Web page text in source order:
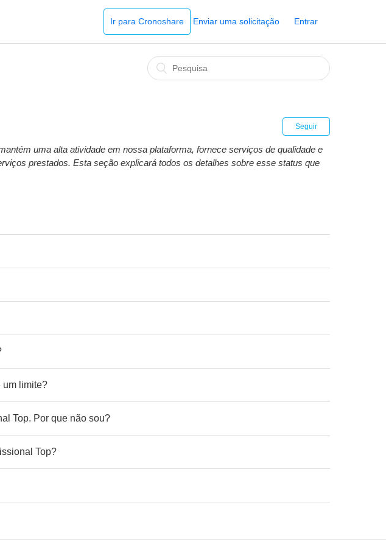
Ir para Cronoshare Enviar uma solicitação Entrar
Seguir
uma alta atividade em nossa plataforma, fornece serviços de qualidade e
prestados. Esta seção explicará todos os detalhes sobre esse status que
um limite?
Top. Por que não sou?
Top?